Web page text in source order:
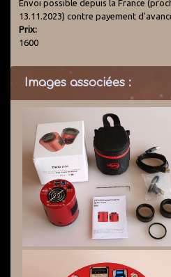
Envoi possible depuis la France
13.11.2023) contre payement
Prix:
1600
Images associées :